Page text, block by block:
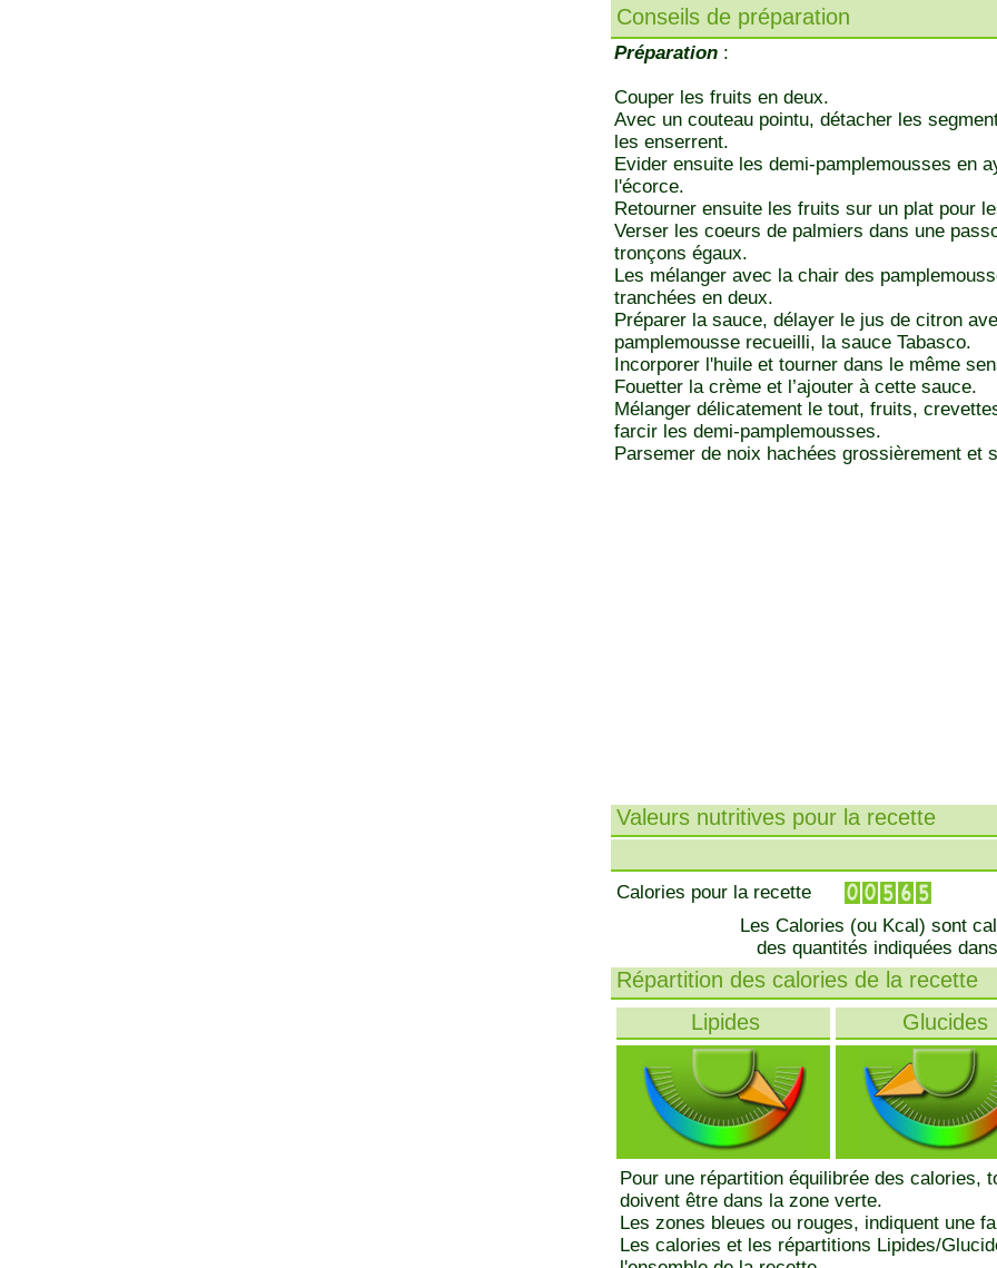
Conseils de préparation
Préparation :
Couper les fruits en deux.
Avec un couteau pointu, détacher les
les enserrent.
Evider ensuite les demi-pamplemousses en
l'écorce.
Retourner ensuite les fruits sur un plat pour
Verser les coeurs de palmiers dans une
tronçons égaux.
Les mélanger avec la chair des
tranchées en deux.
Préparer la sauce, délayer le jus de citron
pamplemousse recueilli, la sauce Tabasco.
Incorporer l'huile et tourner dans le même
Fouetter la crème et l’ajouter à cette sauce.
Mélanger délicatement le tout, fruits,
farcir les demi-pamplemousses.
Parsemer de noix hachées grossièrement et
Valeurs nutritives pour la recette
Calories pour la recette
Les Calories (ou Kcal) sont
des quantités indiquées
Répartition des calories de la recette
Lipides
Glucides
Pour une répartition équilibrée des calories,
doivent être dans la zone verte.
Les zones bleues ou rouges, indiquent une
Les calories et les répartitions Lipides/